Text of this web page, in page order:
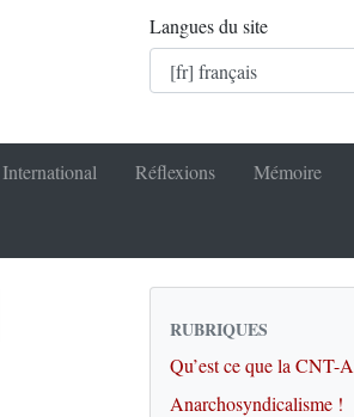
Langues du site
International Réflexions Mémoire
RUBRIQUES
Qu’est ce que la CNT-
Anarchosyndicalisme !